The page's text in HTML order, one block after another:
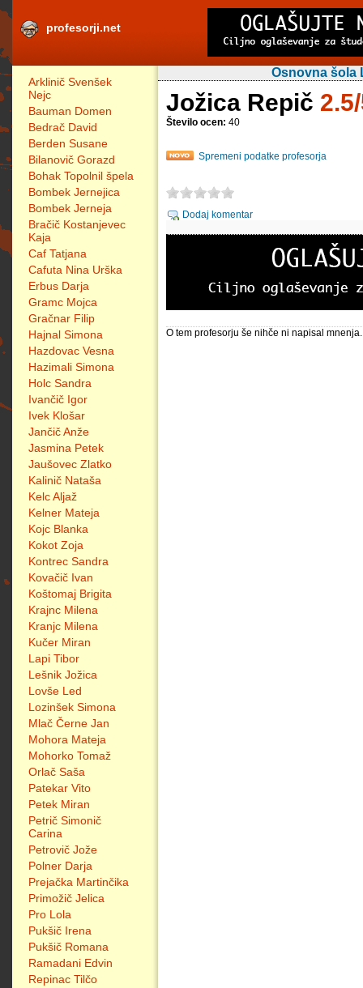
profesorji.net
Arklinič Svenšek
Nejc
Bauman Domen
Bedrač David
Berden Susane
Bilanovič Gorazd
Bohak Topolnil špela
Bombek Jernejica
Bombek Jerneja
Bračič Kostanjevec
Kaja
Caf Tatjana
Cafuta Nina Urška
Erbus Darja
Gramc Mojca
Gračnar Filip
Hajnal Simona
Hazdovac Vesna
Hazimali Simona
Holc Sandra
Ivančič Igor
Ivek Klošar
Jančič Anže
Jasmina Petek
Jaušovec Zlatko
Kalinič Nataša
Kelc Aljaž
Kelner Mateja
Kojc Blanka
Kokot Zoja
Kontrec Sandra
Kovačič Ivan
Koštomaj Brigita
Krajnc Milena
Kranjc Milena
Kučer Miran
Lapi Tibor
Lešnik Jožica
Lovše Led
Lozinšek Simona
Mlač Černe Jan
Mohora Mateja
Mohorko Tomaž
Orlač Saša
Patekar Vito
Petek Miran
Petrič Simonič
Carina
Petrovič Jože
Polner Darja
Prejačka Martinčika
Primožič Jelica
Pro Lola
Pukšič Irena
Pukšič Romana
Ramadani Edvin
Repinac Tilčo
Osnovna šola
Jožica Repič
Število ocen: 40
Spremeni podatke profesorja
Dodaj komentar
O tem profesorju še nihče ni napisal mnenja.